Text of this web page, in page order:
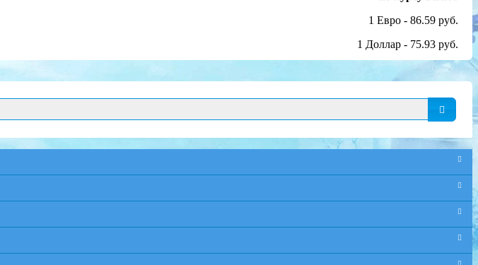
1 Евро - 86.59 руб.
1 Доллар - 75.93 руб.